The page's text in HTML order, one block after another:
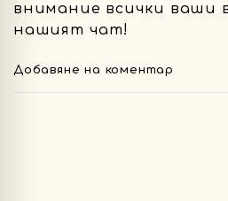
внимание всички ваши
нашият чат!
Добавяне на коментар